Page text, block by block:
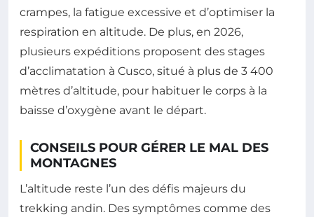
crampes, la fatigue excessive et d’optimiser la
respiration en altitude. De plus, en 2026,
plusieurs expéditions proposent des stages
d’acclimatation à Cusco, situé à plus de 3 400
mètres d’altitude, pour habituer le corps à la
baisse d’oxygène avant le départ.
CONSEILS POUR GÉRER LE MAL DES
MONTAGNES
L’altitude reste l’un des défis majeurs du
trekking andin. Des symptômes comme des